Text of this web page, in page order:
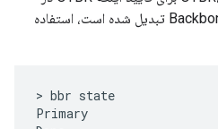
عرض چند ثانیه به روتر اصلی Backbone تبدیل شده است، استفاده
> bbr state
Primary